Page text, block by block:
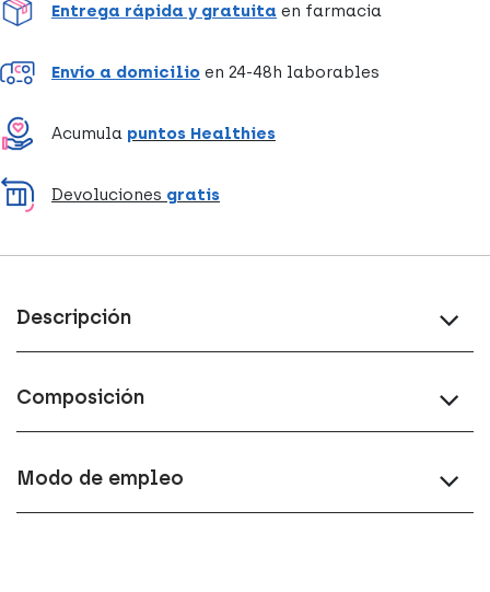
Entrega rápida y gratuita en farmacia
Envío a domicilio en 24-48h laborables
Acumula puntos Healthies
Devoluciones gratis
Descripción
Composición
Modo de empleo